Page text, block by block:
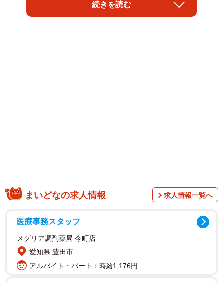
続きを読む
まいどなの求人情報 求人情報一覧へ
医療事務スタッフ
メグリア調剤薬局 今町店
愛知県 豊田市
アルバイト・パート：時給1,176円